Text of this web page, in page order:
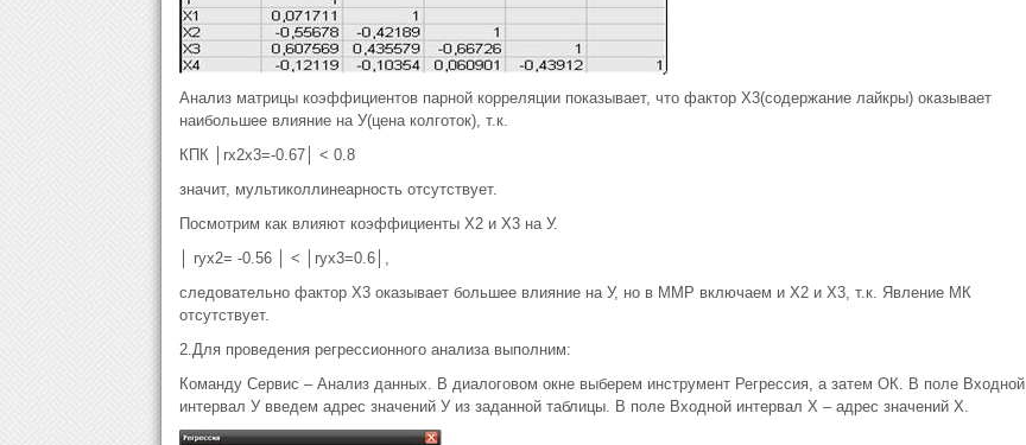
Анализ матрицы коэффициентов парной корреляции показывает, что фактор Х3(содержание лайкры) оказывает
наибольшее влияние на У(цена колготок), т.к.
КПК │rx2x3=-0.67│ ‌< 0.8
значит, мультиколлинеарность отсутствует.
Посмотрим как влияют коэффициенты Х2 и Х3 на У.
│ ryx2= -0.56 │ < │ryx3=0.6│,
следовательно фактор Х3 оказывает большее влияние на У, но в ММР включаем и Х2 и Х3, т.к. Явление МК
отсутствует.
2.Для проведения регрессионного анализа выполним:
Команду Сервис – Анализ данных. В диалоговом окне выберем инструмент Регрессия, а затем ОК. В поле Входной
интервал У введем адрес значений У из заданной таблицы. В поле Входной интервал Х – адрес значений Х.